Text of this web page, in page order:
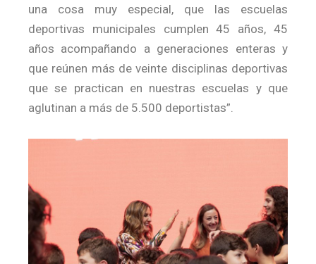
una cosa muy especial, que las escuelas
deportivas municipales cumplen 45 años, 45
años acompañando a generaciones enteras y
que reúnen más de veinte disciplinas deportivas
que se practican en nuestras escuelas y que
aglutinan a más de 5.500 deportistas”.